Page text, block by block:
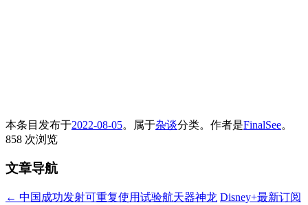
本条目发布于2022-08-05。属于杂谈分类。 作者是FinalSee。
858 次浏览
文章导航
← 中国成功发射可重复使用试验航天器神龙 Disney+最新订阅